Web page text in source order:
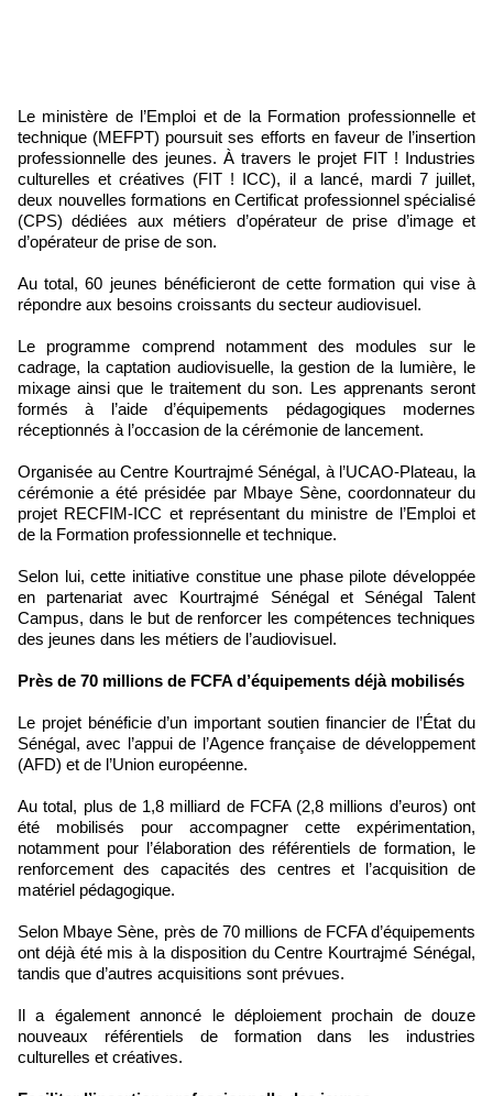
Le ministère de l’Emploi et de la Formation professionnelle et
technique (MEFPT) poursuit ses efforts en faveur de l’insertion
professionnelle des jeunes. À travers le projet FIT ! Industries
culturelles et créatives (FIT ! ICC), il a lancé, mardi 7 juillet,
deux nouvelles formations en Certificat professionnel spécialisé
(CPS) dédiées aux métiers d’opérateur de prise d’image et
d’opérateur de prise de son.
Au total, 60 jeunes bénéficieront de cette formation qui vise à
répondre aux besoins croissants du secteur audiovisuel.
Le programme comprend notamment des modules sur le
cadrage, la captation audiovisuelle, la gestion de la lumière, le
mixage ainsi que le traitement du son. Les apprenants seront
formés à l’aide d’équipements pédagogiques modernes
réceptionnés à l’occasion de la cérémonie de lancement.
Organisée au Centre Kourtrajmé Sénégal, à l’UCAO-Plateau, la
cérémonie a été présidée par Mbaye Sène, coordonnateur du
projet RECFIM-ICC et représentant du ministre de l’Emploi et
de la Formation professionnelle et technique.
Selon lui, cette initiative constitue une phase pilote développée
en partenariat avec Kourtrajmé Sénégal et Sénégal Talent
Campus, dans le but de renforcer les compétences techniques
des jeunes dans les métiers de l’audiovisuel.
Près de 70 millions de FCFA d’équipements déjà mobilisés
Le projet bénéficie d’un important soutien financier de l’État du
Sénégal, avec l’appui de l’Agence française de développement
(AFD) et de l’Union européenne.
Au total, plus de 1,8 milliard de FCFA (2,8 millions d’euros) ont
été mobilisés pour accompagner cette expérimentation,
notamment pour l’élaboration des référentiels de formation, le
renforcement des capacités des centres et l’acquisition de
matériel pédagogique.
Selon Mbaye Sène, près de 70 millions de FCFA d’équipements
ont déjà été mis à la disposition du Centre Kourtrajmé Sénégal,
tandis que d’autres acquisitions sont prévues.
Il a également annoncé le déploiement prochain de douze
nouveaux référentiels de formation dans les industries
culturelles et créatives.